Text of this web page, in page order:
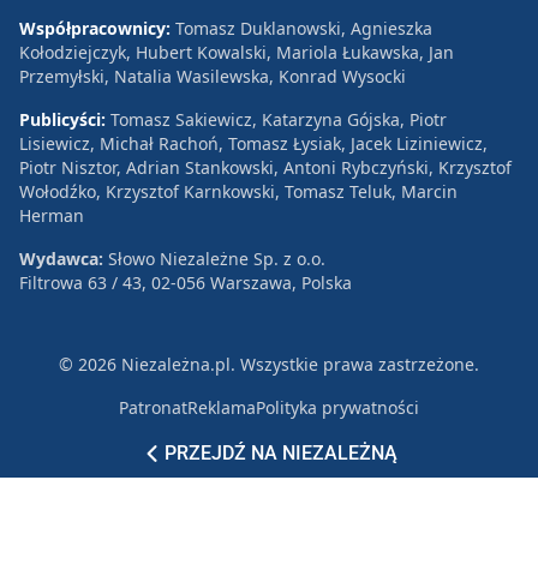
PRZEJDŹ NA NIEZALEŻNĄ
Współpracownicy: Tomasz Duklanowski, Agnieszka
Kołodziejczyk, Hubert Kowalski, Mariola Łukawska, Jan
Przemyłski, Natalia Wasilewska, Konrad Wysocki
Publicyści: Tomasz Sakiewicz, Katarzyna Gójska, Piotr
Lisiewicz, Michał Rachoń, Tomasz Łysiak, Jacek Liziniewicz,
Piotr Nisztor, Adrian Stankowski, Antoni Rybczyński, Krzysztof
Wołodźko, Krzysztof Karnkowski, Tomasz Teluk, Marcin
Herman
Wydawca: Słowo Niezależne Sp. z o.o.
Filtrowa 63 / 43, 02-056 Warszawa, Polska
© 2026 Niezależna.pl. Wszystkie prawa zastrzeżone.
PatronatReklamaPolityka prywatności